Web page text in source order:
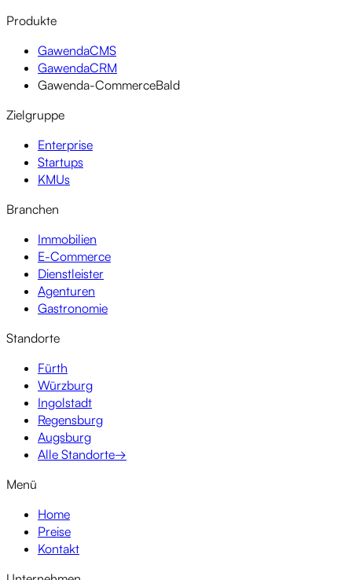
Produkte
GawendaCMS
GawendaCRM
Gawenda-CommerceBald
Zielgruppe
Enterprise
Startups
KMUs
Branchen
Immobilien
E-Commerce
Dienstleister
Agenturen
Gastronomie
Standorte
Fürth
Würzburg
Ingolstadt
Regensburg
Augsburg
Alle Standorte→
Menü
Home
Preise
Kontakt